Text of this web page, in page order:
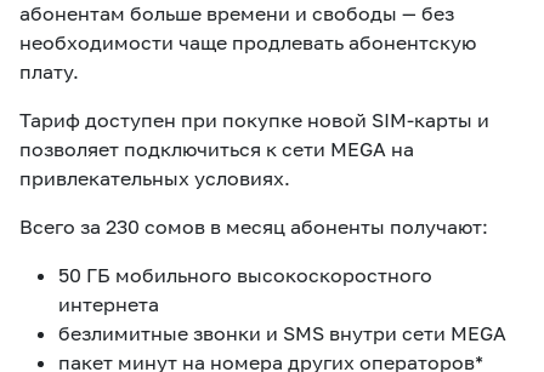
абонентам больше времени и свободы — без
необходимости чаще продлевать абонентскую
плату.
Тариф доступен при покупке новой SIM-карты и
позволяет подключиться к сети MEGA на
привлекательных условиях.
Всего за 230 сомов в месяц абоненты получают:
50 ГБ мобильного высокоскоростного
интернета
безлимитные звонки и SMS внутри сети MEGA
пакет минут на номера других операторов*